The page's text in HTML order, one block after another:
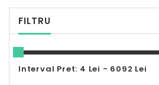
FILTRU
Interval Pret: 4 Lei - 6092 Lei